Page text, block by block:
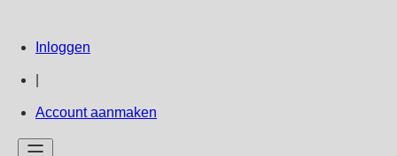
direct
door
inhoud
Inloggen
Account aanmaken